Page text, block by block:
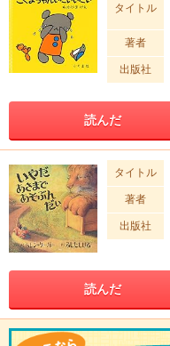
タイトル
著者
出版社
読んだ
タイトル
著者
出版社
読んだ